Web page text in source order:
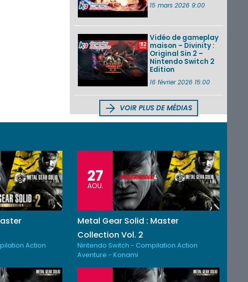
15 mars 2026 9:00
Vidéo de gameplay
maison – Divinity :
Original Sin 2 –
Nintendo Switch 2
Edition
16 février 2026 15:00
VOIR PLUS DE MÉDIAS
Action
27
AOU.
Metal Gear Solid : Master
Collection Vol. 2
Nintendo Switch - Compilation Action
Aventure - Konami